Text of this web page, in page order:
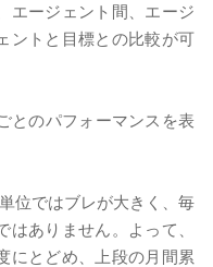
エージェント間、エージ
ントと目標との比較が可
とのパフォーマンスを表
位ではブレが大きく、毎
ありません。よって、
にとどめ、上段の月間累